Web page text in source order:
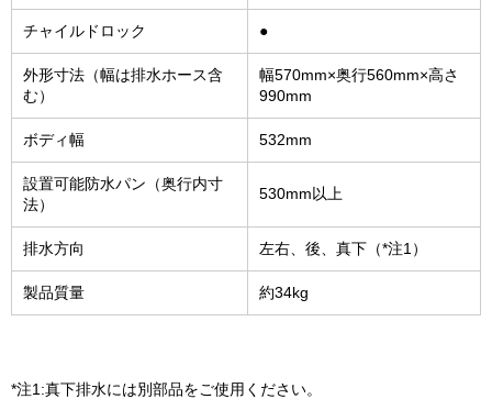
チャイルドロック ●
外形寸法（幅は排水ホース含
む）
幅570mm×奥行560mm×高さ
990mm
ボディ幅 532mm
設置可能防水パン（奥行内寸
法）
530mm以上
排水方向 左右、後、真下（*注1）
製品質量 約34kg
*注1:真下排水には別部品をご使用ください。